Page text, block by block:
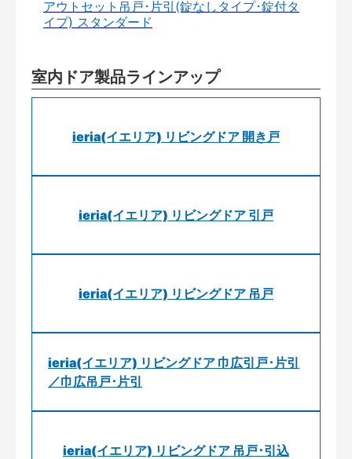
アウトセット吊戸･片引(錠なしタイプ･錠付タ
イプ) スタンダード
室内ドア製品ラインアップ
ieria(イエリア) リビングドア 開き戸
ieria(イエリア) リビングドア 引戸
ieria(イエリア) リビングドア 吊戸
ieria(イエリア) リビングドア 巾広引戸･片引
／巾広吊戸･片引
ieria(イエリア) リビングドア 吊戸･引込